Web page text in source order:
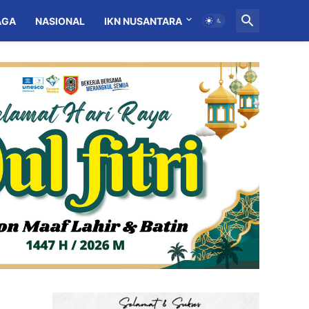
NASIONAL IKN NUSANTARA MITRA